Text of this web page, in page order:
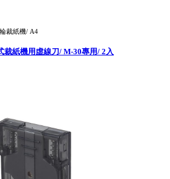
裁紙機/ A4
紙機用虛線刀/ M-30專用/ 2入